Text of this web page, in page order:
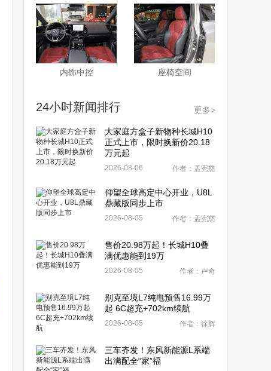
内饰中控 座椅空间
24小时新闻排行 更多>
大家庭方盒子新物种长城H10
正式上市，限时换新价20.18
万元起
2026-08-06 作者：孟宪慈
仰望全球高定中心开业，U8L
鼎藏版同步上市
2026-08-05 作者：孟宪慈
售价20.98万起！长城H10叠
满优惠能到19万
2026-08-05 作者：卢奇
别克至境L7纯电预售16.99万
起 6C超充+702km续航
2026-08-05 作者：徐辉
三车齐发！东风新能源L系端
出满配全“家”福